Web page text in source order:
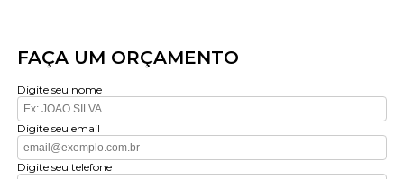
FAÇA UM ORÇAMENTO
Digite seu nome
Digite seu email
Digite seu telefone